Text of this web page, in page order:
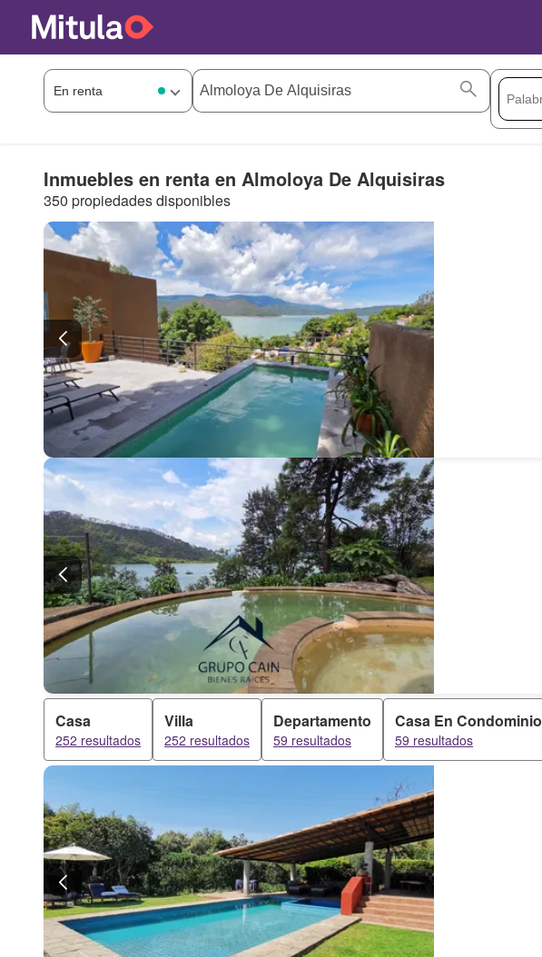
Inmuebles en renta en Almoloya De Alquisiras
350 propiedades disponibles
Casa
252 resultados
Villa
252 resultados
Departamento
59 resultados
Casa En Condominio
59 resultados